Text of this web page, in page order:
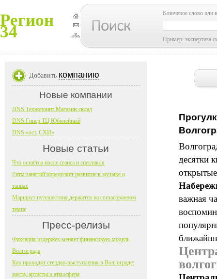
Регион
34
Ключевое слово или
Пример: экспертиза
десятки
важная
Добавить компанию
Новые компании
DNS Технопоинт Магазин-склад
DNS Гипер ТЦ Юбилейный
DNS «ост. СХИ»
Новые статьи
Что остаётся после сеанса и спектакля
Ритм занятий определяет развитие в музыке и
танцах
Маршрут путешествия держится на согласованном
темпе
Пресс-релизы
Фиксация издержек меняет финансовую модель
Волгограда
Как проходят стендап-выступления в Волгограде:
места, артисты и атмосфера